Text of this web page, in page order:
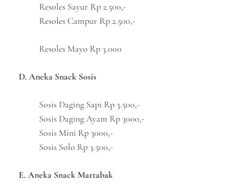
Resoles Sayur Rp 2.500,-
Resoles Campur Rp 2.500,-
Resoles Mayo Rp 3.000
D. Aneka Snack Sosis
Sosis Daging Sapi Rp 3.500,-
Sosis Daging Ayam Rp 3000,-
Sosis Mini Rp 3000,-
Sosis Solo Rp 3.500,-
E. Aneka Snack Martabak